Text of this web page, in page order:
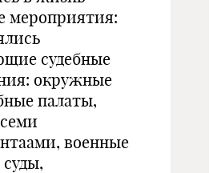
мероприятия:
судебные
окружные
палаты,
военные